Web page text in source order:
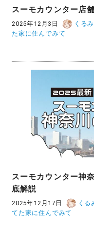
スーモカウンター店
2025年12月3日
くる
た家に住んでみて
スーモカウンター神
底解説
2025年12月17日
くる
てた家に住んでみて